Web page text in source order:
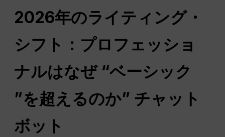
2026年のライティング・
シフト：プロフェッショ
ナルはなぜ “ベーシック
”を超えるのか” チャット
ボット